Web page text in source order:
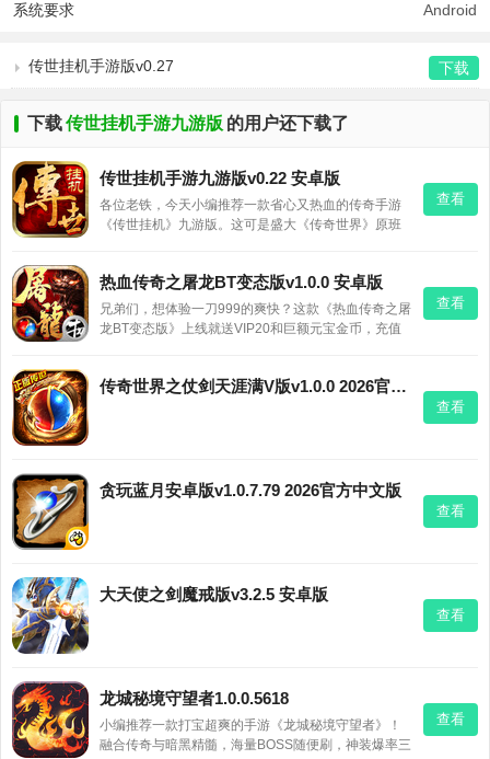
系统要求 Android
传世挂机手游版v0.27 下载
下载传世挂机手游九游版 的用户还下载了
传世挂机手游九游版v0.22 安卓版
各位老铁，今天小编推荐一款省心又热血的传奇手游
《传世挂机》九游版。这可是盛大《传奇世界》原班
爆装备、激情攻沙，上班族也能轻松玩。九游渠道还
送独家礼包和
查看
热血传奇之屠龙BT变态版v1.0.0 安卓版
兄弟们，想体验一刀999的爽快？这款《热血传奇之屠
龙BT变态版》上线就送VIP20和巨额元宝金币，充值
款福利版绝对值得一玩！
查看
传奇世界之仗剑天涯满V版v1.0.0 2026官方中文版
查看
贪玩蓝月安卓版v1.0.7.79 2026官方中文版
查看
大天使之剑魔戒版v3.2.5 安卓版
查看
龙城秘境守望者1.0.0.5618
小编推荐一款打宝超爽的手游《龙城秘境守望者》！
融合传奇与暗黑精髓，海量BOSS随便刷，神装爆率三
查看